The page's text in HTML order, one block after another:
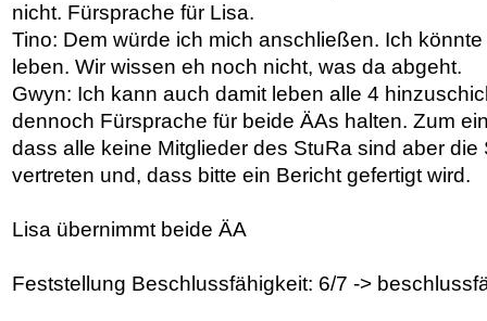
nicht. Fürsprache für Lisa.
Tino: Dem würde ich mich anschließen. Ich
leben. Wir wissen eh noch nicht, was da abgeht.
Gwyn: Ich kann auch damit leben alle 4
dennoch Fürsprache für beide ÄAs halten. Zum
dass alle keine Mitglieder des StuRa sind aber
vertreten und, dass bitte ein Bericht gefertigt wird.
Lisa übernimmt beide ÄA
Feststellung Beschlussfähigkeit: 6/7 ->